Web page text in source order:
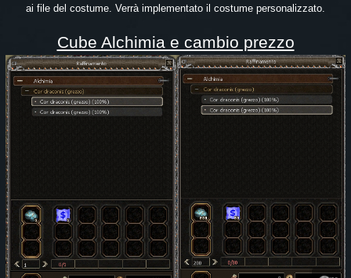
ai file del costume. Verrà implementato il costume personalizzato.
Cube Alchimia e cambio prezzo